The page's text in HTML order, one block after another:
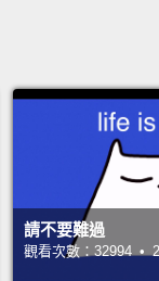
區以外，還有更多
真的讓人很興奮的
著會有更多班機能
an amazing
been voted
請不要難過
觀看次數：32994 •